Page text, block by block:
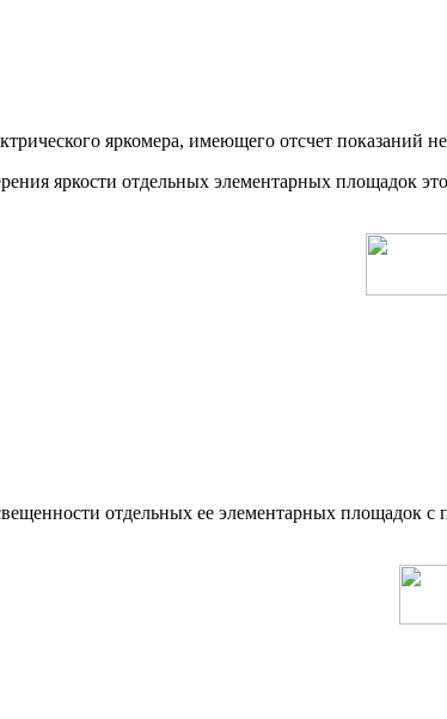
яркомера, имеющего отсчет показаний
яркости отдельных элементарных площадок
отдельных ее элементарных площадок